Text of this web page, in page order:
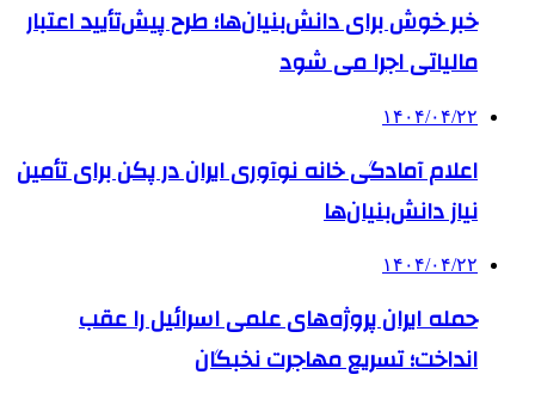
خبر خوش برای دانش‌بنیان‌ها؛ طرح پیش‌تأیید اعتبار
مالیاتی اجرا می شود
۱۴۰۴/۰۴/۲۲
اعلام آمادگی خانه نوآوری ایران در پکن برای تأمین
نیاز دانش‌بنیان‌ها
۱۴۰۴/۰۴/۲۲
حمله ایران پروژه‌های علمی اسرائیل را عقب
انداخت؛ تسریع مهاجرت نخبگان